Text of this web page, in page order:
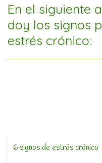
En el siguiente
doy los signos
estrés crónico:
6 signos de estrés crónico